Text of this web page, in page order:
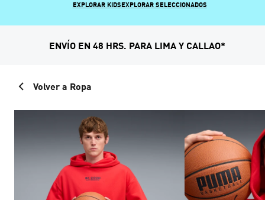
EXPLORAR KIDSEXPLORAR SELECCIONADOS
ENVÍO EN 48 HRS. PARA LIMA Y CALLAO*
Volver a Ropa